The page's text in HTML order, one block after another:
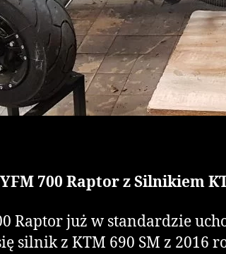
700 Raptor z Silnikiem
Raptor już w standardzie
silnik z KTM 690 SM z 2016